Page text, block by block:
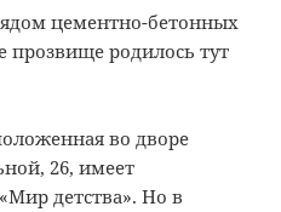
цементно-бетонных
прозвище родилось тут
во дворе
26, имеет
детства». Но в